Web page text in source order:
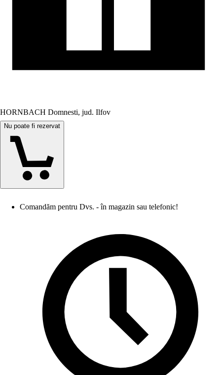
HORNBACH Domnesti, jud. Ilfov
Nu poate fi rezervat
Comandăm pentru Dvs. - în magazin sau telefonic!